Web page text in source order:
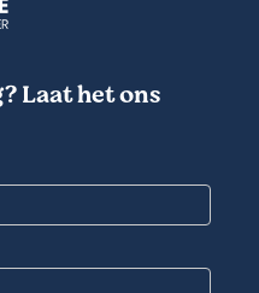
Laat het ons